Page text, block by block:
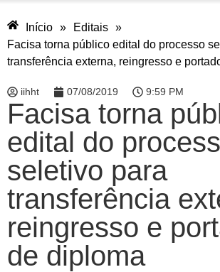
Início » Editais »
Facisa torna público edital do processo
transferência externa, reingresso e
iihht 07/08/2019 9:59 PM
Facisa torna
edital do
seletivo para
transferência
reingresso e
de diploma